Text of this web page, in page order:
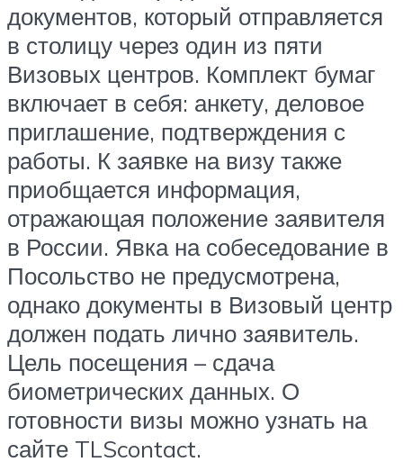
документов, который отправляется
в столицу через один из пяти
Визовых центров. Комплект бумаг
включает в себя: анкету, деловое
приглашение, подтверждения с
работы. К заявке на визу также
приобщается информация,
отражающая положение заявителя
в России. Явка на собеседование в
Посольство не предусмотрена,
однако документы в Визовый центр
должен подать лично заявитель.
Цель посещения – сдача
биометрических данных. О
готовности визы можно узнать на
сайте TLScontact.